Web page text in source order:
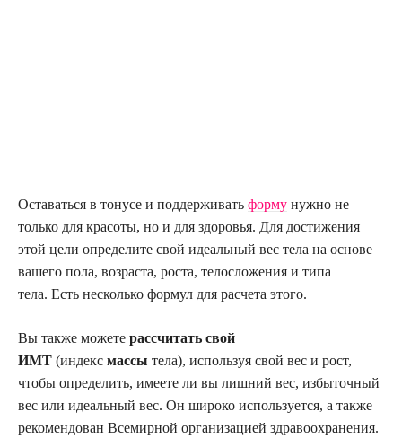
Оставаться в тонусе и поддерживать форму нужно не
только для красоты, но и для здоровья. Для достижения
этой цели определите свой идеальный вес тела на основе
вашего пола, возраста, роста, телосложения и типа
тела. Есть несколько формул для расчета этого.
Вы также можете рассчитать свой
ИМТ (индекс массы тела), используя свой вес и рост,
чтобы определить, имеете ли вы лишний вес, избыточный
вес или идеальный вес. Он широко используется, а также
рекомендован Всемирной организацией здравоохранения.